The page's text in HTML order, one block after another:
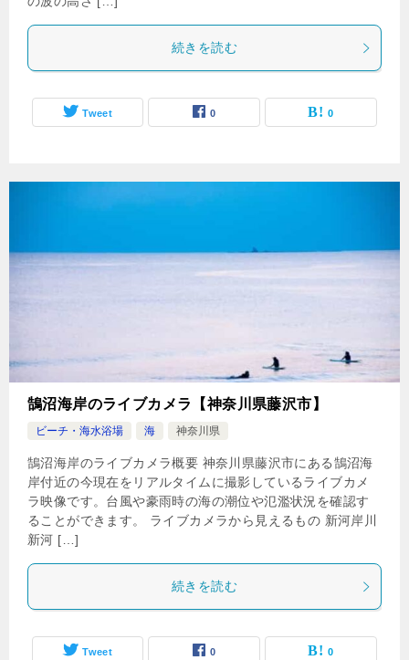
続きを読む
Tweet 0 0
鵠沼海岸のライブカメラ【神奈川県藤沢市】
ビーチ・海水浴場 海 神奈川県
鵠沼海岸のライブカメラ概要 神奈川県藤沢市にある鵠沼海
岸付近の今現在をリアルタイムに撮影しているライブカメ
ラ映像です。台風や豪雨時の海の潮位や氾濫状況を確認す
ることができます。 ライブカメラから見えるもの 新河岸川
新河 […]
続きを読む
Tweet 0 0